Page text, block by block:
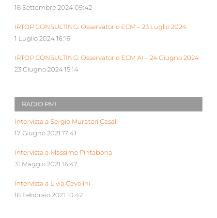
16 Settembre 2024 09:42
IRTOP CONSULTING: Osservatorio ECM – 23 Luglio 2024
1 Luglio 2024 16:16
IRTOP CONSULTING: Osservatorio ECM AI – 24 Giugno 2024
23 Giugno 2024 15:14
RADIO PMI
Intervista a Sergio Muratori Casali
17 Giugno 2021 17:41
Intervista a Massimo Pintabona
31 Maggio 2021 16:47
Intervista a Livia Cevolini
16 Febbraio 2021 10:42